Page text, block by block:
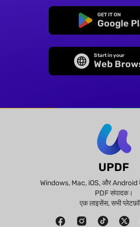
GET IT ON
Google
Start in your
Web
UPDF
Windows, Mac, iOS, और Android
PDF संपादक।
एक लाइसेंस, सभी